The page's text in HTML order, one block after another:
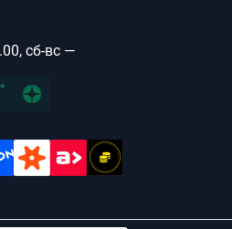
сб-вс —